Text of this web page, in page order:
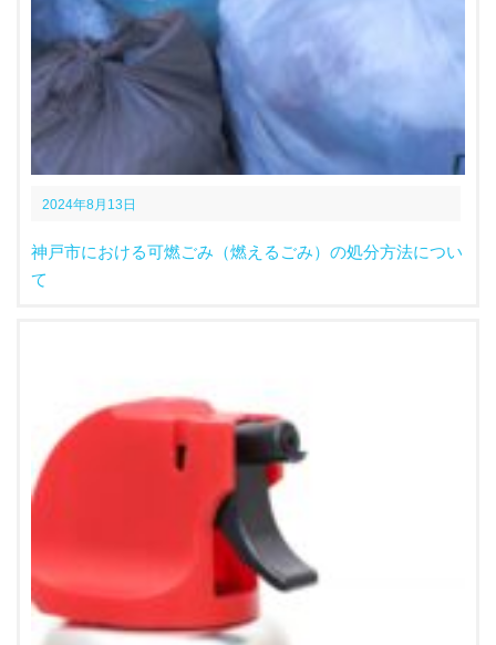
2024年8月13日
神戸市における可燃ごみ（燃えるごみ）の処分方法につい
て